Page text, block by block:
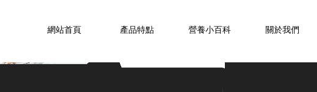
網站首頁 產品特點 營養小百科 關於我們